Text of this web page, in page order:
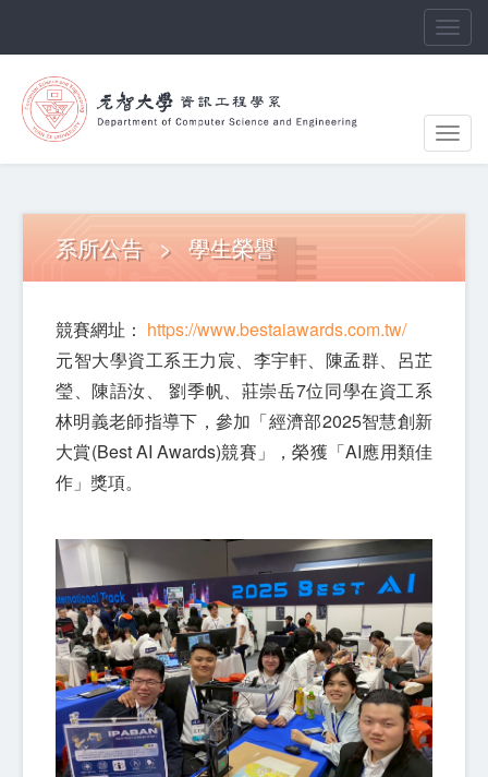
系所公告 > 學生榮譽
競賽網址： https://www.bestaiawards.com.tw/
元智大學資工系王力宸、李宇軒、陳孟群、呂芷
瑩、陳語汝、 劉季帆、莊崇岳7位同學在資工系
林明義老師指導下，參加「經濟部2025智慧創新
大賞(Best AI Awards)競賽」，榮獲「AI應用類佳
作」獎項。